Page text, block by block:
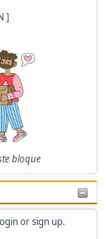
]
bloque
orsign up.